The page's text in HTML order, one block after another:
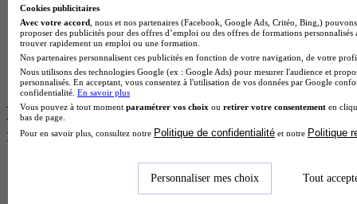
BTS Domotique en alternance
BAC Pro Agora en alternance
BTS Sta en alternance
BTS Iris en alternance
BTS Tpl en alternance
BTS Ati en alternance
Les diplômes par filière les plus
recherchés
Cookies publicitaires
Avec votre accord , nous et nos partenaires (Facebook, Google Ads, Critéo, Bing,)
proposer des publicités pour des offres d’emploi ou des offres de formations
trouver rapidement un emploi ou une formation.
Nos partenaires personnalisent ces publicités en fonction de votre navigation, de votre
Nous utilisons des technologies Google (ex : Google Ads) pour mesurer l'audience et
personnalisés. En acceptant, vous consentez à l'utilisation de vos données par Google
confidentialité. En savoir plus
Vous pouvez à tout moment paramétrer vos choix ou retirer votre consentement en
bas de page.
Pour en savoir plus, consultez notre Politique de confidentialité et notre Politique
Personnaliser mes choix Tout